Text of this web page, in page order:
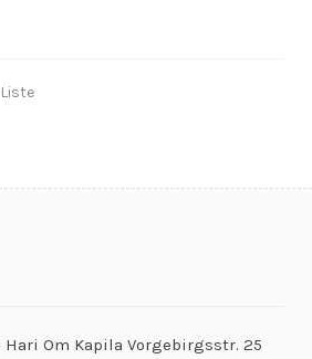
Hari Om Kapila Vorgebirgsstr. 25